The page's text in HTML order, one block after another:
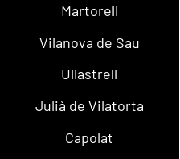
Martorell
Vilanova de Sau
Ullastrell
Julià de Vilatorta
Capolat